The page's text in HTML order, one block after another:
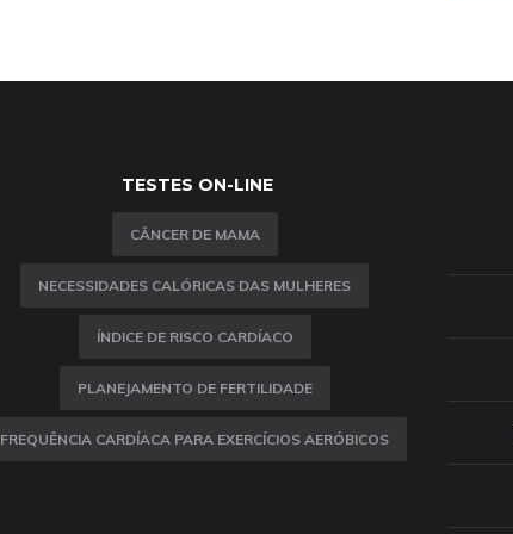
TESTES ON-LINE
CÂNCER DE MAMA
NECESSIDADES CALÓRICAS DAS MULHERES
ÍNDICE DE RISCO CARDÍACO
PLANEJAMENTO DE FERTILIDADE
FREQUÊNCIA CARDÍACA PARA EXERCÍCIOS AERÓBICOS